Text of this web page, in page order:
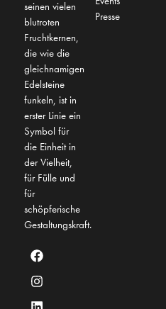
seinen vielen
blutroten
Fruchtkernen,
die wie die
gleichnamigen
Edelsteine
funkeln, ist in
erster Linie ein
Symbol für
die Einheit in
der Vielheit,
für Fülle und
für
schöpferische
Gestaltungskraft.
Presse